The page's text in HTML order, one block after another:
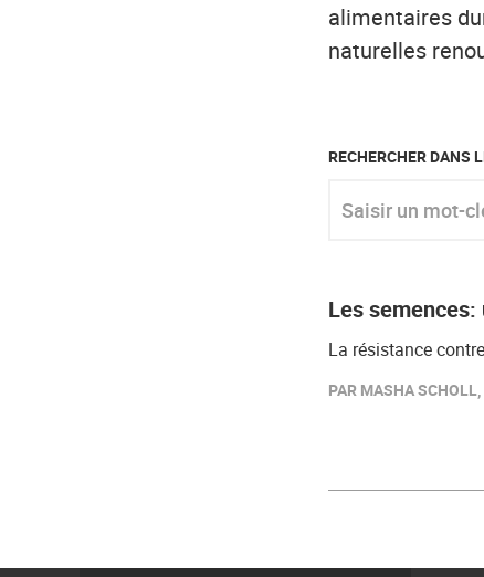
alimentaires
naturelles
RECHERCHER DANS
Les
La résistance
PAR MASHA